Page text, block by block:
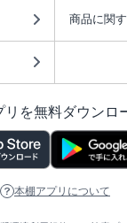
商品に関
リを無料ダウンロ
本棚アプリについて